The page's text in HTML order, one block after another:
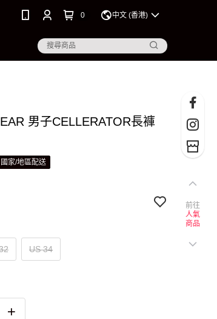
0 中文 (香港)
男子CELLERATOR長褲
國家/地區配送
US 34
前往
人氣
商品